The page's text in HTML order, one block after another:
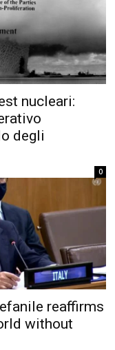
nucleari:
degli
0
reaffirms
without